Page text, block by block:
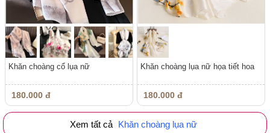
Khăn choàng cổ lụa nữ
180.000 đ
Khăn choàng lụa nữ họa tiết hoa
180.000 đ
Xem tất cả Khăn choàng lụa nữ